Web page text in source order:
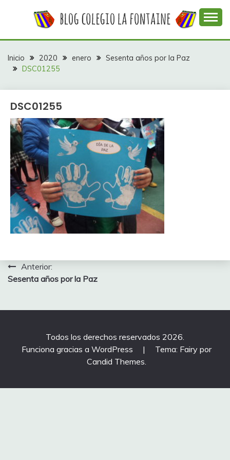
COLEGIO LA
FONTAINE
colegio La Fontaine
Inicio 2020 enero
Sesenta años por la Paz
DSC01255
DSC01255
Navegación
de
entradas
Anterior:
Sesenta años por la Paz
Todos los derechos reservados 2026.
Funciona gracias a WordPress
|
Tema: Fairy por
Candid Themes